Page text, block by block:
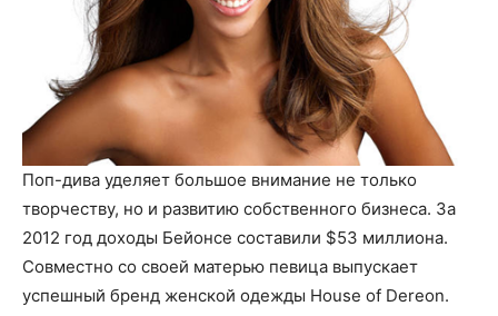
Поп-дива уделяет большое внимание не только
творчеству, но и развитию собственного бизнеса. За
2012 год доходы Бейонсе составили $53 миллиона.
Совместно со своей матерью певица выпускает
успешный бренд женской одежды House of Dereon.